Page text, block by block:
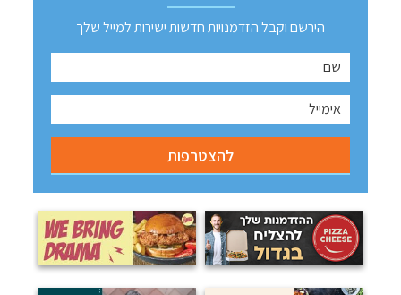
הירשם וקבל הזדמנויות חדשות ישירות למייל שלך